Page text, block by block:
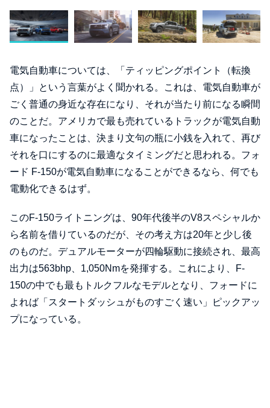
電気自動車については、「ティッピングポイント（転換
点）」という言葉がよく聞かれる。これは、電気自動車が
ごく普通の身近な存在になり、それが当たり前になる瞬間
のことだ。アメリカで最も売れているトラックが電気自動
車になったことは、決まり文句の瓶に小銭を入れて、再び
それを口にするのに最適なタイミングだと思われる。フォ
ード F-150が電気自動車になることができるなら、何でも
電動化できるはず。
このF-150ライトニングは、90年代後半のV8スペシャルか
ら名前を借りているのだが、その考え方は20年と少し後
のものだ。デュアルモーターが四輪駆動に接続され、最高
出力は563bhp、1,050Nmを発揮する。これにより、F-
150の中でも最もトルクフルなモデルとなり、フォードに
よれば「スタートダッシュがものすごく速い」ピックアッ
プになっている。